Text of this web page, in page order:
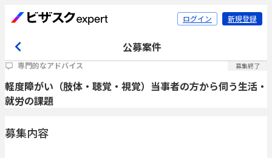
ログイン 新規登録
公募案件
専門的なアドバイス 募集終了
軽度障がい（肢体・聴覚・視覚）当事者の方から伺う生活・
就労の課題
募集内容